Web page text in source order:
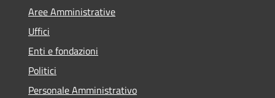
Aree Amministrative
Uffici
Enti e fondazioni
Politici
Personale Amministrativo